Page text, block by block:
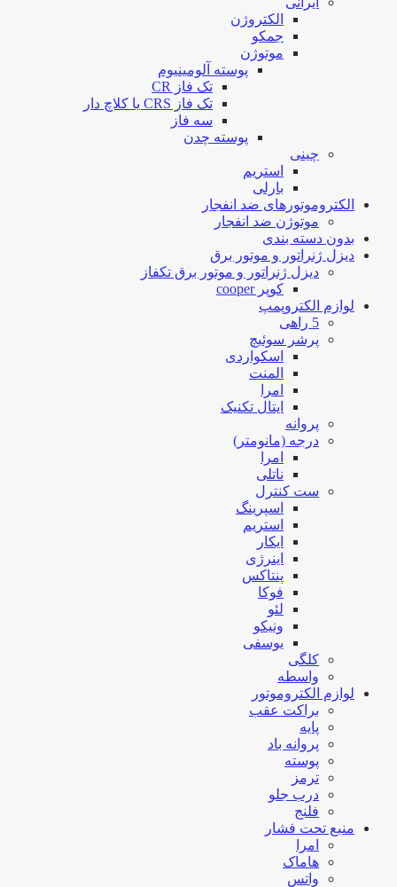
الکتروژن
جمکو
موتوژن
پوسته آلومینیوم
تک فاز CR
تک فاز CRS یا کلاچ دار
سه فاز
پوسته چدن
چینی
استریم
بارلی
الکتروموتورهای ضد انفجار
موتوژن ضد انفجار
بدون دسته بندی
دیزل ژنراتور و موتور برق
دیزل ژنراتور و موتور برق تکفاز
کوپر cooper
لوازم الکتروپمپ
5 راهی
پرشر سوئیچ
اسکواردی
المنت
امرا
ایتال تکنیک
پروانه
درجه (مانومتر)
امرا
ناتلی
ست کنترل
اسپرینگ
استریم
ایکار
اینرژی
پنتاکس
فوکا
لئو
ونیکو
یوسفی
کلگی
واسطه
لوازم الکتروموتور
براکت عقب
پایه
پروانه باد
پوسته
ترمز
درب جلو
فلنج
منبع تحت فشار
امرا
هاماک
واتس